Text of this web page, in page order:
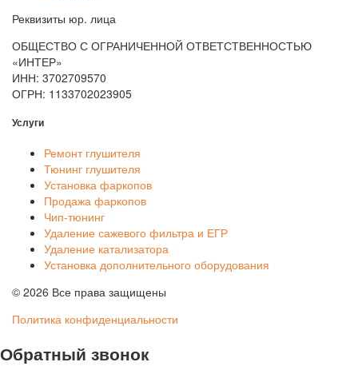
Реквизиты юр. лица
ОБЩЕСТВО С ОГРАНИЧЕННОЙ ОТВЕТСТВЕННОСТЬЮ
«ИНТЕР»
ИНН: 3702709570
ОГРН: 1133702023905
Услуги
Ремонт глушителя
Тюнинг глушителя
Установка фаркопов
Продажа фаркопов
Чип-тюнинг
Удаление сажевого фильтра и ЕГР
Удаление катализатора
Установка дополнительного оборудования
© 2026 Все права защищены
Политика конфиденциальности
Обратный звонок